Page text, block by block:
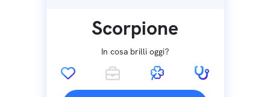
Scorpione
In cosa brilli oggi?